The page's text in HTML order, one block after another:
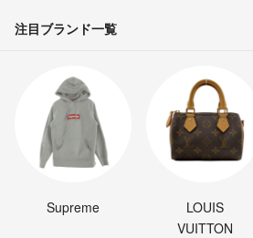
注目ブランド一覧
Supreme
LOUIS
VUITTON